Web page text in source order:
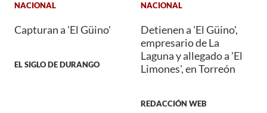
NACIONAL
Capturan a 'El Güino'
EL SIGLO DE DURANGO
NACIONAL
Detienen a 'El Güino',
empresario de La
Laguna y allegado a 'El
Limones', en Torreón
REDACCIÓN WEB